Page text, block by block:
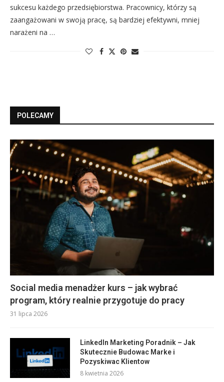
sukcesu każdego przedsiębiorstwa. Pracownicy, którzy są
zaangażowani w swoją pracę, są bardziej efektywni, mniej
narażeni na …
POLECAMY
Social media menadżer kurs – jak wybrać
program, który realnie przygotuje do pracy
31 lipca 2026
LinkedIn Marketing Poradnik – Jak
Skutecznie Budowac Marke i
Pozyskiwac Klientow
8 kwietnia 2026